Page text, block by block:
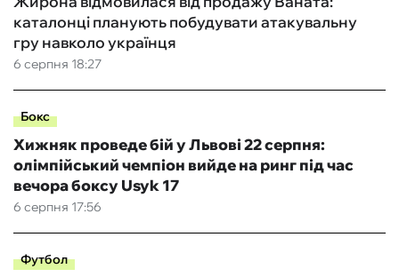
6 серпня 18:27
каталонці планують побудувати атакувальну
гру навколо українця
Бокс
6 серпня 17:56
Хижняк проведе бій у Львові 22 серпня:
олімпійський чемпіон вийде на ринг під час
вечора боксу Usyk 17
Футбол